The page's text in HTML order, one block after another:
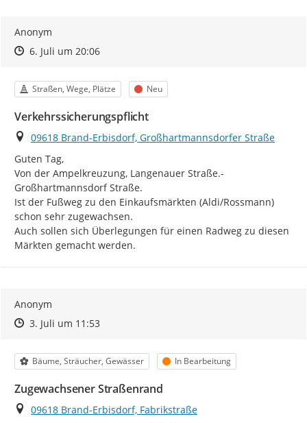
Anonym
Zeitpunkt des Erstellens
Zeitpunkt des Erstellens
6. Juli um 20:06Zur Äußerung
Kategorie
Straßen, Wege, Plätze Status
Neu
Verkehrssicherungspflicht
Ort
09618 Brand-Erbisdorf, Großhartmannsdorfer Straße
Guten Tag,
Von der Ampelkreuzung, Langenauer Straße.-
Großhartmannsdorf Straße.
Ist der Fußweg zu den Einkaufsmärkten (Aldi/Rossmann)
schon sehr zugewachsen.
Auch sollen sich Überlegungen für einen Radweg zu diesen
Märkten gemacht werden.
Anonym
Zeitpunkt des Erstellens
Zeitpunkt des Erstellens
3. Juli um 11:53Zur Äußerung
Kategorie
Bäume, Sträucher, Gewässer Status
In Bearbeitung
Zugewachsener Straßenrand
Ort
09618 Brand-Erbisdorf, Fabrikstraße